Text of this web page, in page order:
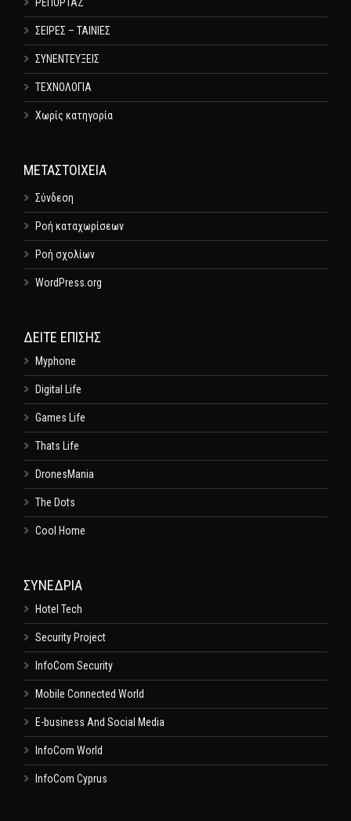
ΣΕΙΡΕΣ – ΤΑΙΝΙΕΣ
ΣΥΝΕΝΤΕΥΞΕΙΣ
ΤΕΧΝΟΛΟΓΙΑ
Χωρίς κατηγορία
ΜΕΤΑΣΤΟΙΧΕΊΑ
Σύνδεση
Ροή καταχωρίσεων
Ροή σχολίων
WordPress.org
ΔΕΊΤΕ ΕΠΊΣΗΣ
Myphone
Digital Life
Games Life
Thats Life
DronesMania
The Dots
Cool Home
ΣΥΝΕΔΡΙΑ
Hotel Tech
Security Project
InfoCom Security
Mobile Connected World
E-business And Social Media
InfoCom World
InfoCom Cyprus